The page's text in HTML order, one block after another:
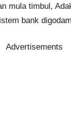
mula timbul,
bank
Advertisements